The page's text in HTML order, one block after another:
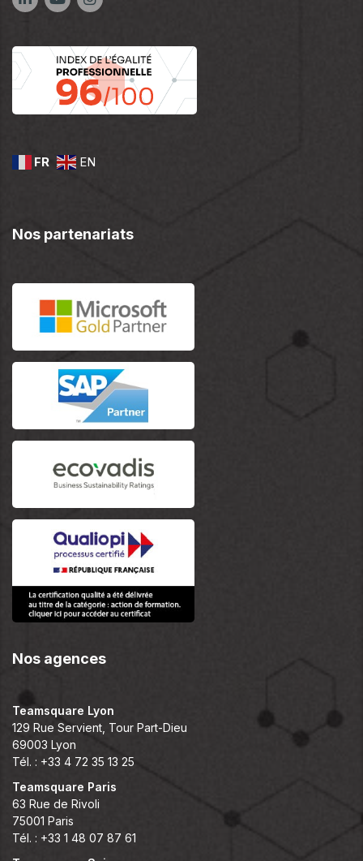
FR EN
Nos partenariats
Nos agences
Teamsquare Lyon
129 Rue Servient, Tour Part-Dieu
69003 Lyon
Tél. : +33 4 72 35 13 25
Teamsquare Paris
63 Rue de Rivoli
75001 Paris
Tél. : +33 1 48 07 87 61